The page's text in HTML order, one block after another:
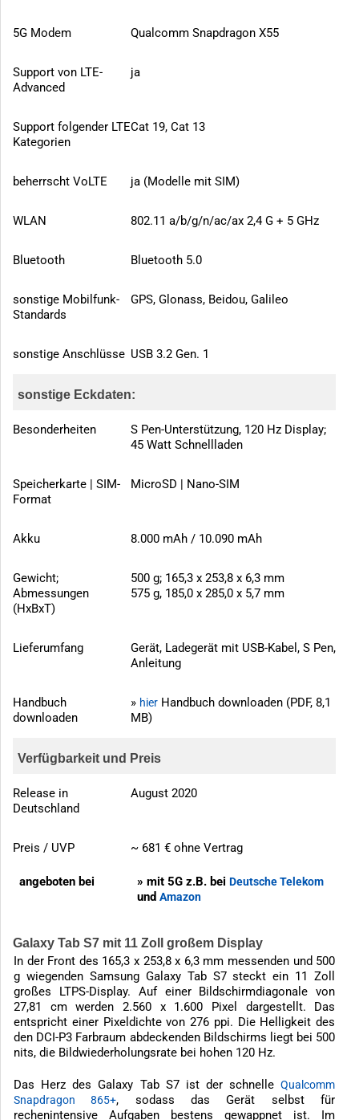
5G Modem Qualcomm Snapdragon X55
Support von LTE-
Advanced
ja
Support folgender LTE
Kategorien
Cat 19, Cat 13
beherrscht VoLTE ja (Modelle mit SIM)
WLAN 802.11 a/b/g/n/ac/ax 2,4 G + 5 GHz
Bluetooth Bluetooth 5.0
sonstige Mobilfunk-
Standards
GPS, Glonass, Beidou, Galileo
sonstige Anschlüsse USB 3.2 Gen. 1
sonstige Eckdaten:
Besonderheiten
S Pen-Unterstützung, 120 Hz Display;
45 Watt Schnellladen
Speicherkarte | SIM-
Format
MicroSD | Nano-SIM
Akku 8.000 mAh / 10.090 mAh
Gewicht;
Abmessungen
(HxBxT)
500 g; 165,3 x 253,8 x 6,3 mm
575 g, 185,0 x 285,0 x 5,7 mm
Lieferumfang
Gerät, Ladegerät mit USB-Kabel, S Pen,
Anleitung
Handbuch
downloaden
» hier Handbuch downloaden (PDF, 8,1
MB)
Verfügbarkeit und Preis
Release in
Deutschland
August 2020
Preis / UVP ~ 681 € ohne Vertrag
angeboten bei » mit 5G z.B. beiDeutsche Telekom
undAmazon
Galaxy Tab S7 mit 11 Zoll großem Display
In der Front des 165,3 x 253,8 x 6,3 mm messenden und 500
g wiegenden Samsung Galaxy Tab S7 steckt ein 11 Zoll
großes LTPS-Display. Auf einer Bildschirmdiagonale von
27,81 cm werden 2.560 x 1.600 Pixel dargestellt. Das
entspricht einer Pixeldichte von 276 ppi. Die Helligkeit des
den DCI-P3 Farbraum abdeckenden Bildschirms liegt bei 500
nits, die Bildwiederholungsrate bei hohen 120 Hz.
Das Herz des Galaxy Tab S7 ist der schnelleQualcomm
Snapdragon 865+, sodass das Gerät selbst für
rechenintensive Aufgaben bestens gewappnet ist. Im